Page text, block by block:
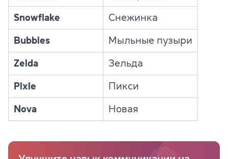
Snowflake Снежинка
Bubbles Мыльные пузыри
Zelda Зельда
Pixie Пикси
Nova Новая